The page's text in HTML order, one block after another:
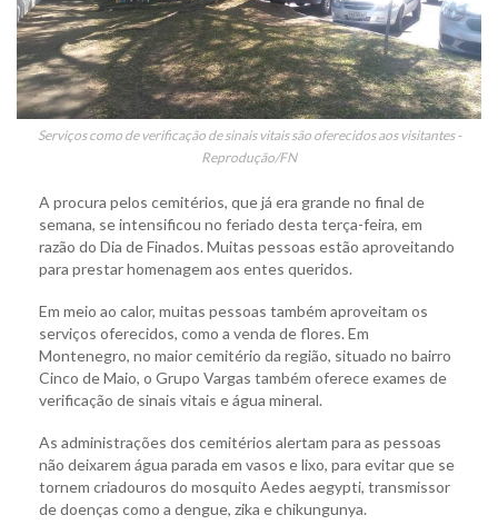
Serviços como de verificação de sinais vitais são oferecidos aos visitantes -
Reprodução/FN
A procura pelos cemitérios, que já era grande no final de
semana, se intensificou no feriado desta terça-feira, em
razão do Dia de Finados. Muitas pessoas estão aproveitando
para prestar homenagem aos entes queridos.
Em meio ao calor, muitas pessoas também aproveitam os
serviços oferecidos, como a venda de flores. Em
Montenegro, no maior cemitério da região, situado no bairro
Cinco de Maio, o Grupo Vargas também oferece exames de
verificação de sinais vitais e água mineral.
As administrações dos cemitérios alertam para as pessoas
não deixarem água parada em vasos e lixo, para evitar que se
tornem criadouros do mosquito Aedes aegypti, transmissor
de doenças como a dengue, zika e chikungunya.